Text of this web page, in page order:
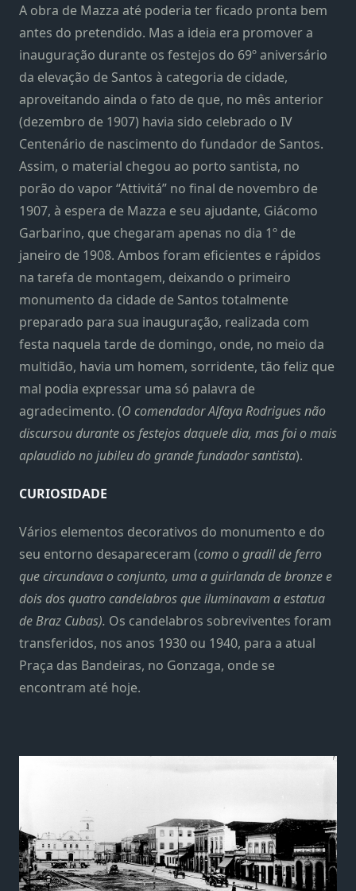
A obra de Mazza até poderia ter ficado pronta bem
antes do pretendido. Mas a ideia era promover a
inauguração durante os festejos do 69º aniversário
da elevação de Santos à categoria de cidade,
aproveitando ainda o fato de que, no mês anterior
(dezembro de 1907) havia sido celebrado o IV
Centenário de nascimento do fundador de Santos.
Assim, o material chegou ao porto santista, no
porão do vapor “Attivitá” no final de novembro de
1907, à espera de Mazza e seu ajudante, Giácomo
Garbarino, que chegaram apenas no dia 1º de
janeiro de 1908. Ambos foram eficientes e rápidos
na tarefa de montagem, deixando o primeiro
monumento da cidade de Santos totalmente
preparado para sua inauguração, realizada com
festa naquela tarde de domingo, onde, no meio da
multidão, havia um homem, sorridente, tão feliz que
mal podia expressar uma só palavra de
agradecimento. (O comendador Alfaya Rodrigues não
discursou durante os festejos daquele dia, mas foi o mais
aplaudido no jubileu do grande fundador santista).
CURIOSIDADE
Vários elementos decorativos do monumento e do
seu entorno desapareceram (como o gradil de ferro
que circundava o conjunto, uma a guirlanda de bronze e
dois dos quatro candelabros que iluminavam a estatua
de Braz Cubas). Os candelabros sobreviventes foram
transferidos, nos anos 1930 ou 1940, para a atual
Praça das Bandeiras, no Gonzaga, onde se
encontram até hoje.